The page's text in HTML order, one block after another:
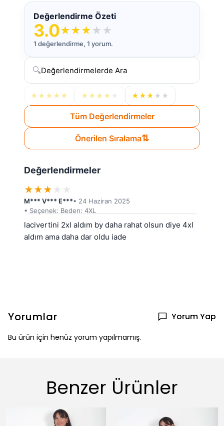
Değerlendirme Özeti
3.0★★★ ★ ★
1 değerlendirme, 1 yorum.
🔍
★ ★ ★ ★ ★ ★ ★ ★ ★ ★★★ ★ ★
Tüm Değerlendirmeler
Önerilen Sıralama⇅
Değerlendirmeler
★★★ ★ ★
M*** V*** E***• 24 Haziran 2025
• Seçenek: Beden: 4XL
lacivertini 2xl aldım by daha rahat olsun diye 4xl
aldım ama daha dar oldu iade
Yorumlar Yorum Yap
Bu ürün için henüz yorum yapılmamış.
Benzer Ürünler